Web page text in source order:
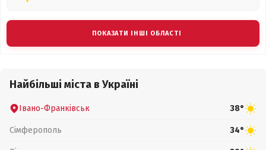
ПОКАЗАТИ ІНШІ ОБЛАСТІ
Найбільші міста в Україні
Івано-Франківськ 38°
Сімферополь 34°